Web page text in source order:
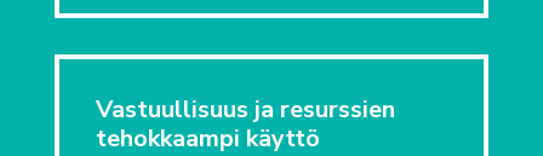
Vastuullisuus ja resurssien
tehokkaampi käyttö